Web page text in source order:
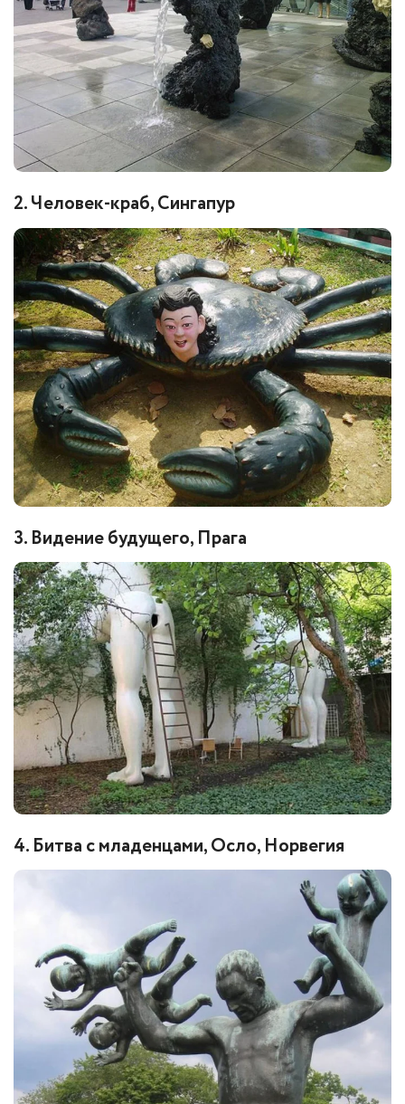
2. Человек-краб, Сингапур
3. Видение будущего, Прага
4. Битва с младенцами, Осло, Норвегия